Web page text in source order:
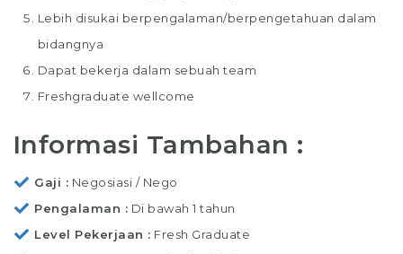
Lebih disukai berpengalaman/berpengetahuan dalam
bidangnya
Dapat bekerja dalam sebuah team
Freshgraduate wellcome
Informasi Tambahan :
Gaji
Negosiasi / Nego
Pengalaman
Di bawah 1 tahun
Level Pekerjaan
Fresh Graduate